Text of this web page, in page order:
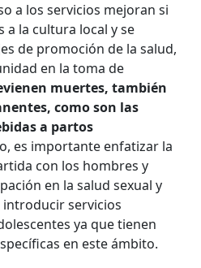
a los servicios mejoran si
a la cultura local y se
de promoción de la salud,
en la toma de
muertes, también
como son las
a partos
es importante enfatizar la
con los hombres y
en la salud sexual y
servicios
ya que tienen
en este ámbito.